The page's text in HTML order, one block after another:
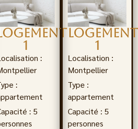
1
:
:
: 5
Logement
1
Localisation :
Montpellier
Type :
appartement
Capacité : 5
personnes